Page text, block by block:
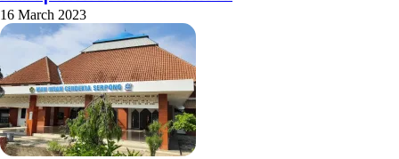
16 March 2023